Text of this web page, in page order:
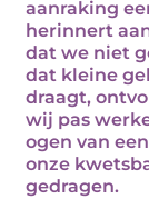
aanraking
herinnert
dat we niet
dat kleine
draagt,
wij pas
ogen van
onze
gedragen.